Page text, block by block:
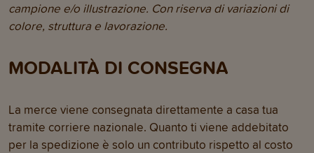
campione e/o illustrazione. Con riserva di variazioni di
colore, struttura e lavorazione.
MODALITÀ DI CONSEGNA
La merce viene consegnata direttamente a casa tua
tramite corriere nazionale. Quanto ti viene addebitato
per la spedizione è solo un contributo rispetto al costo